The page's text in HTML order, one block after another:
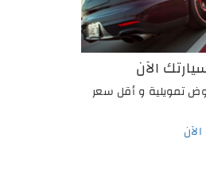
الآن
تمويلية و أقل سعر